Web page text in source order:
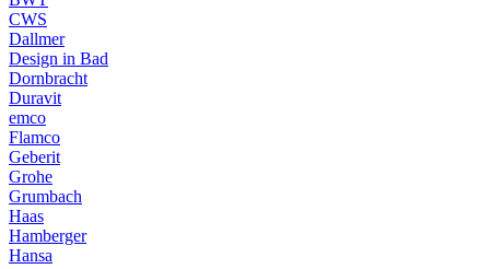
CWS
Dallmer
Design in Bad
Dornbracht
Duravit
emco
Flamco
Geberit
Grohe
Grumbach
Haas
Hamberger
Hansa